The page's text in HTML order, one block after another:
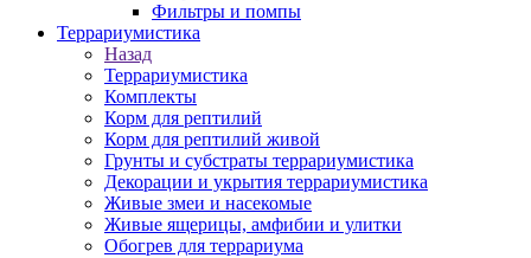
Фильтры и помпы
Террариумистика
Назад
Террариумистика
Комплекты
Корм для рептилий
Корм для рептилий живой
Грунты и субстраты террариумистика
Декорации и укрытия террариумистика
Живые змеи и насекомые
Живые ящерицы, амфибии и улитки
Обогрев для террариума